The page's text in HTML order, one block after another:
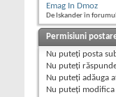
Emag In Dmoz
De Iskander în
Permisiuni
Nu puteţi posta
Nu puteţi
Nu puteţi adăuga
Nu puteţi